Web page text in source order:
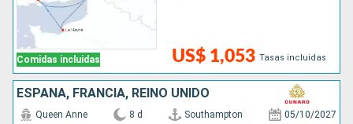
Comidas incluidas US$ 1,053 Tasas incluidas
ESPAÑA, FRANCIA, REINO UNIDO
Queen Anne 8 d Southampton 05/10/2027